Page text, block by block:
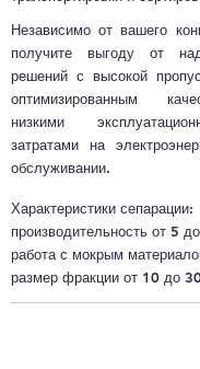
Независимо от вашего
получите выгоду от
решений с высокой
оптимизированным
низкими
затратами на
обслуживании.
Характеристики сепарации:
производительность от 5
работа с мокрым
размер фракции от 10 до